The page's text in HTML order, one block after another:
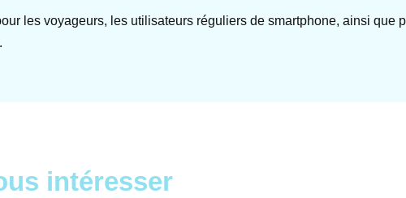
les voyageurs, les utilisateurs réguliers de smartphone, ainsi que
intéresser